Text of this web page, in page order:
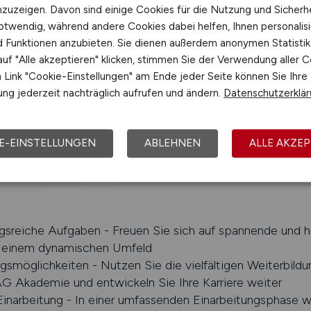
des MS-Office-Pakets, insbesondere Excel
verfügen Sie über erste Erfahrungen mit Microsoft
Fähigkeiten, Zahlenaffinität sowie eine strukturierte
Zuverlässigkeit und die Bereitschaft, sich aktiv in
Aufgaben - Freuen Sie sich auf spannende und
dynamischen Umfeld
- Nutzen Sie die vielfältigen
Akademie und entwickeln Sie Ihre Karriere weiter
- In einer umfassenden Einarbeitungsphase
Davon sind einige Cookies für die Nutzung und
während andere Cookies dabei helfen, Ihnen
Funktionen anzubieten. Sie dienen außerdem anonymen
"Alle akzeptieren" klicken, stimmen Sie der Verwendung aller
"Cookie-Einstellungen" am Ende jeder Seite können Sie Ihre
jederzeit nachträglich aufrufen und ändern.
EINSTELLUNGEN ABLEHNEN ALLE